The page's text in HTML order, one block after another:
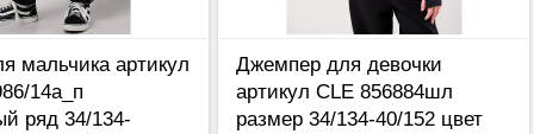
мальчика артикул
14а_п
ряд 34/134-
Джемпер для девочки
артикул CLE 856884шл
размер 34/134-40/152 цвет